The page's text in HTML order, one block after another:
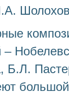
–
Б.Л.